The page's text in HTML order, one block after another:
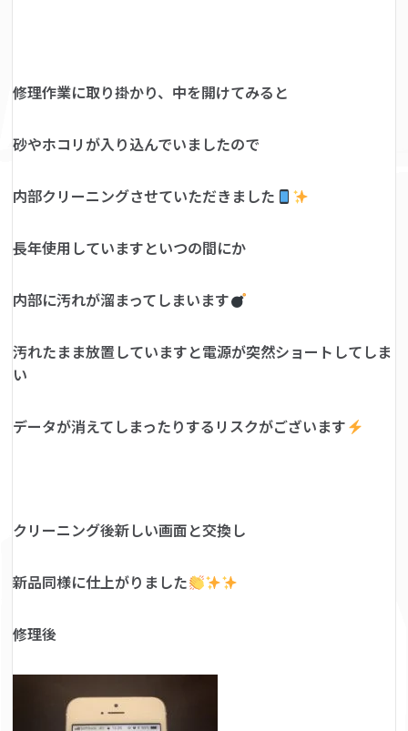
修理作業に取り掛かり、中を開けてみると
砂やホコリが入り込んでいましたので
内部クリーニングさせていただきました
長年使用していますといつの間にか
内部に汚れが溜まってしまいます
汚れたまま放置していますと電源が突然ショートしてしま
い
データが消えてしまったりするリスクがございます
クリーニング後新しい画面と交換し
新品同様に仕上がりました
修理後